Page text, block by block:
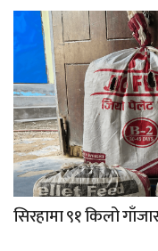
सिरहामा ९१ किलो